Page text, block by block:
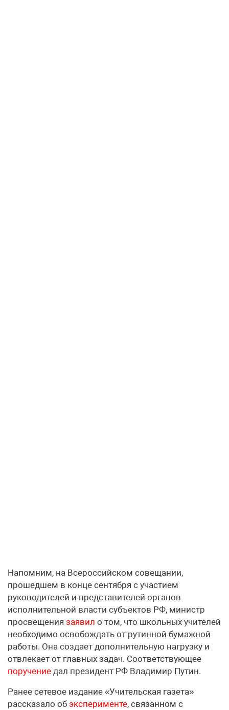
Напомним, на Всероссийском совещании,
прошедшем в конце сентября с участием
руководителей и представителей органов
исполнительной власти субъектов РФ, министр
просвещения заявил о том, что школьных учителей
необходимо освобождать от рутинной бумажной
работы. Она создает дополнительную нагрузку и
отвлекает от главных задач. Соответствующее
поручение дал президент РФ Владимир Путин.
Ранее сетевое издание «Учительская газета»
рассказало об эксперименте, связанном с